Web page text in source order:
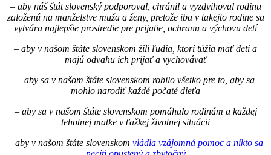
– aby náš štát slovenský podporoval, chránil a vyzdvihoval rodinu
založenú na manželstve muža a ženy, pretože iba v takejto rodine sa
vytvára najlepšie prostredie pre prijatie, ochranu a výchovu detí
– aby v našom štáte slovenskom žili ľudia, ktorí túžia mať deti a
majú odvahu ich prijať a vychovávať
– aby sa v našom štáte slovenskom robilo všetko pre to, aby sa
mohlo narodiť každé počaté dieťa
– aby sa v našom štáte slovenskom pomáhalo rodinám a každej
tehotnej matke v ťažkej životnej situácii
– aby v našom štáte slovenskom vládla vzájomná pomoc a nikto sa